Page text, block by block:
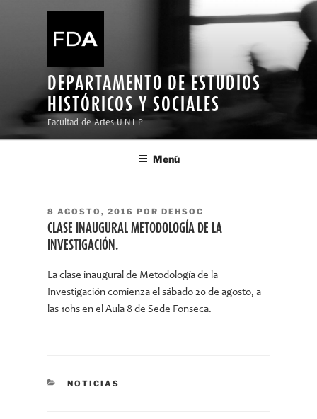
DEPARTAMENTO DE ESTUDIOS
HISTÓRICOS Y SOCIALES
Facultad de Artes U.N.L.P.
Menú
PUBLICADO
EL
8 AGOSTO, 2016 PORDEHSOC
CLASE INAUGURAL METODOLOGÍA DE LA
INVESTIGACIÓN.
La clase inaugural de Metodología de la
Investigación comienza el sábado 20 de agosto, a
las 10hs en el Aula 8 de Sede Fonseca.
CATEGORÍAS
NOTICIAS